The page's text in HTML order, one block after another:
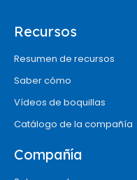
Recursos
Resumen de recursos
Saber cómo
Vídeos de boquillas
Catálogo de la compañía
Compañía